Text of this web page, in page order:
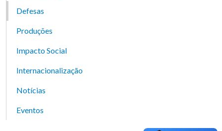
Defesas
Produções
Impacto Social
Internacionalização
Notícias
Eventos